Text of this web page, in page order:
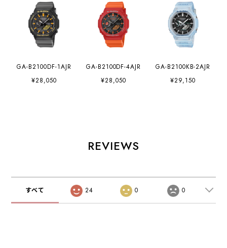
GA-B2100DF-1AJR
¥28,050
GA-B2100DF-4AJR
¥28,050
GA-B2100KB-2AJR
¥29,150
REVIEWS
すべて 24 0 0